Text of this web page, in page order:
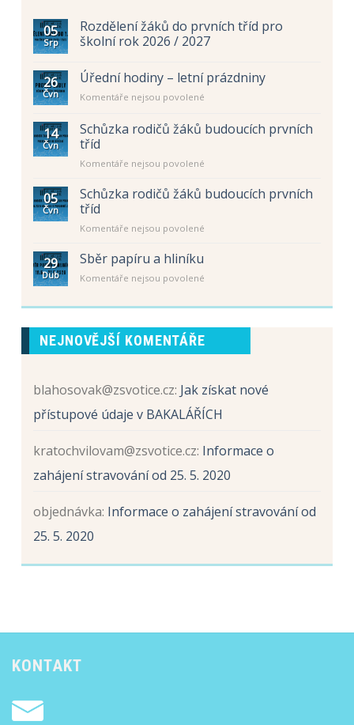
05
Srp
Rozdělení žáků do prvních tříd pro
školní rok 2026 / 2027
26
Čvn
Úřední hodiny – letní prázdniny
Komentáře nejsou povolené
s
názvem
letní
14
Čvn
Schůzka rodičů žáků budoucích prvních
tříd
Komentáře nejsou povolené
s
05
Čvn
Schůzka rodičů žáků budoucích prvních
tříd
Komentáře nejsou povolené
žáků
prvních
tříd
29
Dub
Sběr papíru a hliníku
Komentáře nejsou povolené
s
Sběr
papíru
a
NEJNOVĚJŠÍ KOMENTÁŘE
blahosovak@zsvotice.cz: Jak získat nové
přístupové údaje v BAKALÁŘÍCH
kratochvilovam@zsvotice.cz: Informace o
zahájení stravování od 25. 5. 2020
objednávka: Informace o zahájení stravování od
25. 5. 2020
KONTAKT